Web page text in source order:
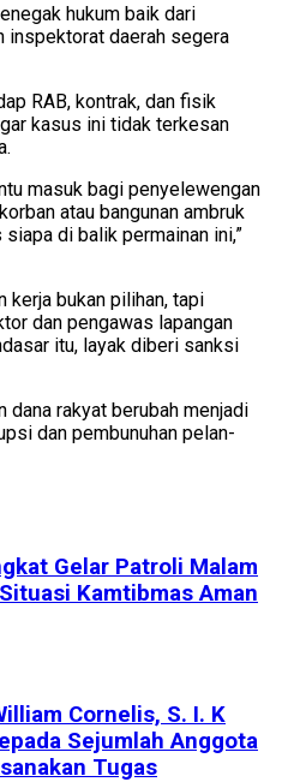
hukum baik dari
inspektorat daerah segera
RAB, kontrak, dan fisik
kasus ini tidak terkesan
masuk bagi penyelewengan
atau bangunan ambruk
di balik permainan ini,”
kerja bukan pilihan, tapi
dan pengawas lapangan
itu, layak diberi sanksi
dana rakyat berubah menjadi
dan pembunuhan pelan-
Gelar Patroli Malam
Kamtibmas Aman
Cornelis, S. I. K
Sejumlah Anggota
Tugas